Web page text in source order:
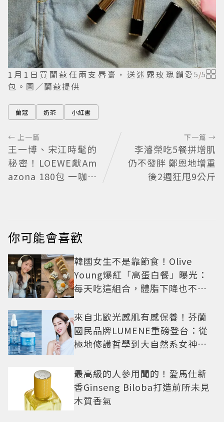
1月1日買蘭蔻任兩支唇膏，送迷霧玫瑰鎖愛
包。圖／蘭蔻提供
5/5
蘭蔻 奶茶 小紅書
← 上一篇
王一博、宋江時髦的
秘密！LOEWE獻Am
azona 180包 一咖陪
下一篇 →
李濬榮吃5餐拼增肌
仍不發胖 鄭恩地增重
後2週狂甩9公斤
你可能會喜歡
韓國女生不是靠節食！Olive
Young爆紅「高蛋白餐」曝光：
每天吃這組合，體脂下降也不怕
來自北歐光感肌有感保養！芬蘭
國民品牌LUMENE重磅登台：從
極地修護哲學到大自然系女神莫
最高級的人參用聞的！愛馬仕新
香Ginseng Biloba打造前所未見
木質香氣